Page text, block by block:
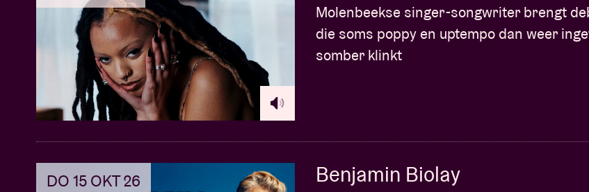
Molenbeekse singer-songwriter brengt
die soms poppy en uptempo dan weer
somber klinkt
DO 15 OKT 26 Benjamin Biolay